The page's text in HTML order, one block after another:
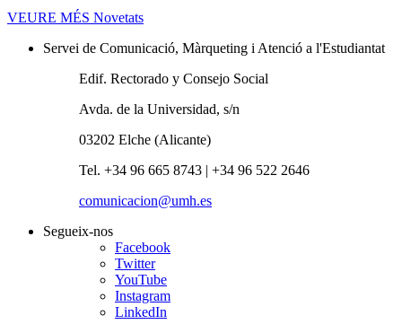
VEURE MÉS Novetats
Servei de Comunicació, Màrqueting i Atenció a l'Estudiantat
Edif. Rectorado y Consejo Social
Avda. de la Universidad, s/n
03202 Elche (Alicante)
Tel. +34 96 665 8743 | +34 96 522 2646
comunicacion@umh.es
Segueix-nos
Facebook
Twitter
YouTube
Instagram
LinkedIn